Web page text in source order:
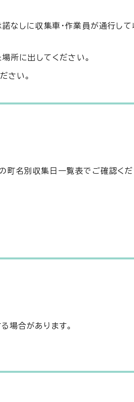
なしに収集車・作業員が通行し
場所に出してください。
さい。
町名別収集日一覧表でご確認くだ
場合があります。